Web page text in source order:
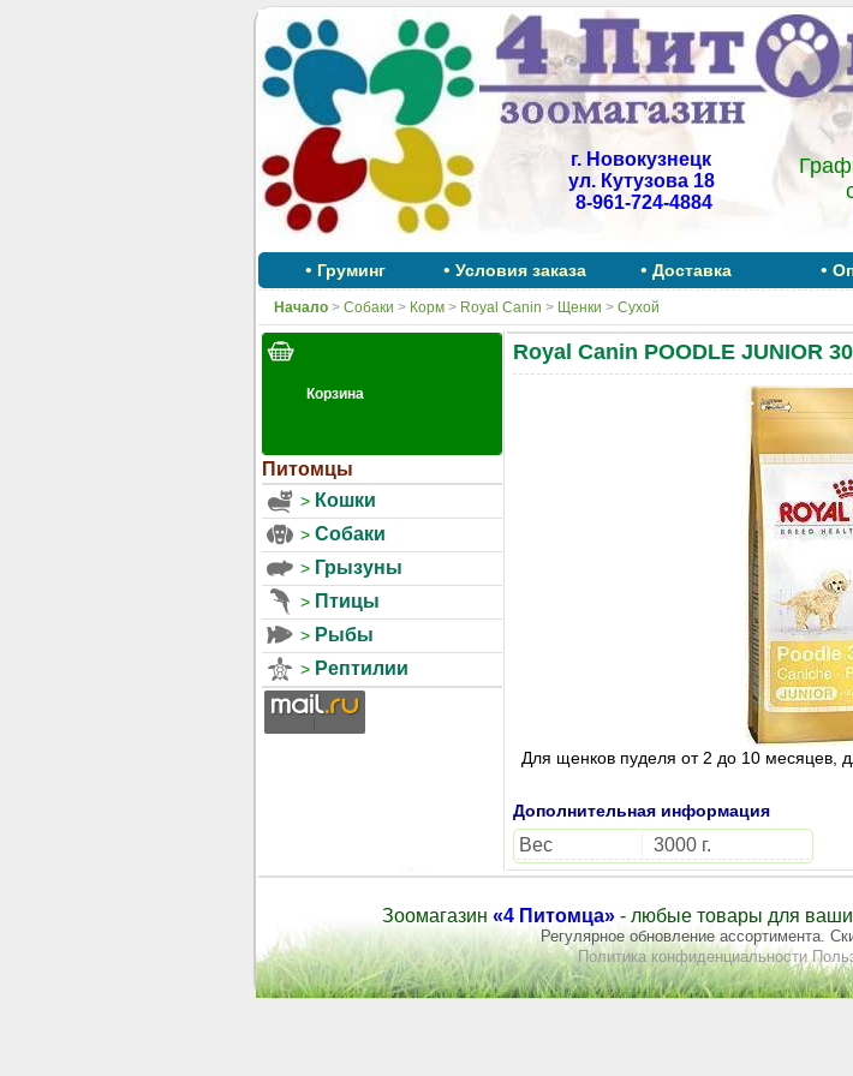
г. Новокузнецк
ул. Кутузова 18
8-961-724-4884
• Груминг • Условия заказа • Доставка •
Начало> Собаки > Корм> Royal Canin > Щенки > Сухой
Питомцы
Кошки
Собаки
Грызуны
Птицы
Рыбы
Рептилии
Royal Canin POODLE JUNIOR
Для щенков пуделя от 2 до 10 месяцев,
Дополнительная информация
Вес 3000 г.
Зоомагазин «4 Питомца» - любые товары для
Регулярное обновление ассортимента.
Политика конфиденциальности